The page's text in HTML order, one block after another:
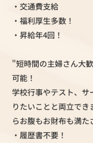
・交通費支給
・福利厚生多数！
・昇給年4回！
"短時間の主婦さん大
可能！
学校行事やテスト、
りたいことと両立で
らお腹もお財布も満
・履歴書不要！